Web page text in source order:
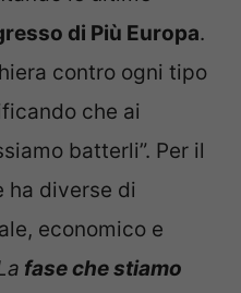
di Più Europa.
contro ogni tipo
che ai
batterli”. Per il
ha diverse di
economico e
fase che stiamo